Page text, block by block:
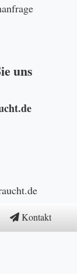
uns
Kontakt